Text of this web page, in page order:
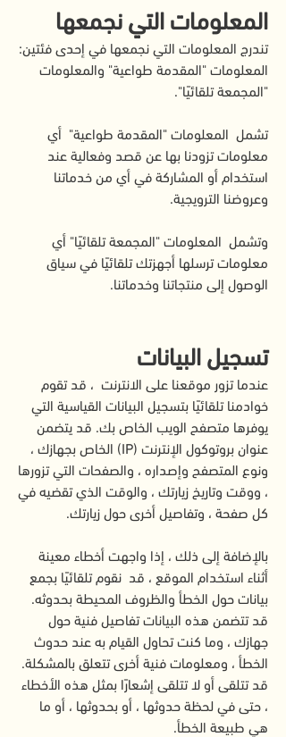
المعلومات التي نجمعها
تندرج المعلومات التي نجمعها في إحدى فئتين:
المعلومات "المقدمة طواعية" والمعلومات
"المجمعة تلقائيًا".
تشمل المعلومات "المقدمة طواعية" أي
معلومات تزودنا بها عن قصد وفعالية عند
استخدام أو المشاركة في أي من خدماتنا
وعروضنا الترويجية.
وتشمل المعلومات "المجمعة تلقائيًا" أي
معلومات ترسلها أجهزتك تلقائيًا في سياق
الوصول إلى منتجاتنا وخدماتنا.
تسجيل البيانات
عندما تزور موقعنا على الانترنت ، قد تقوم
خوادمنا تلقائيًا بتسجيل البيانات القياسية التي
يوفرها متصفح الويب الخاص بك. قد يتضمن
عنوان بروتوكول الإنترنت (IP) الخاص بجهازك ،
ونوع المتصفح وإصداره ، والصفحات التي تزورها
، ووقت وتاريخ زيارتك ، والوقت الذي تقضيه في
كل صفحة ، وتفاصيل أخرى حول زيارتك.
بالإضافة إلى ذلك ، إذا واجهت أخطاء معينة
أثناء استخدام الموقع ، قد نقوم تلقائيًا بجمع
بيانات حول الخطأ والظروف المحيطة بحدوثه.
قد تتضمن هذه البيانات تفاصيل فنية حول
جهازك ، وما كنت تحاول القيام به عند حدوث
الخطأ ، ومعلومات فنية أخرى تتعلق بالمشكلة.
قد تتلقى أو لا تتلقى إشعارًا بمثل هذه الأخطاء
، حتى في لحظة حدوثها ، أو بحدوثها ، أو ما
هي طبيعة الخطأ.